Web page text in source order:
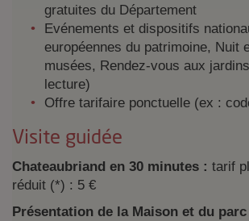
gratuites du Département
Evénements et dispositifs
européennes du patrimoine, Nuit
musées, Rendez-vous aux
lecture)
Offre tarifaire ponctuelle (ex :
Visite guidée
Chateaubriand en 30 minutes : tarif
réduit (*) : 5 €
Présentation de la Maison et du